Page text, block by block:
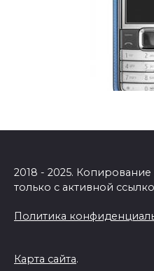
2018 - 2025.
только с активной
Политика
Карта сайта.